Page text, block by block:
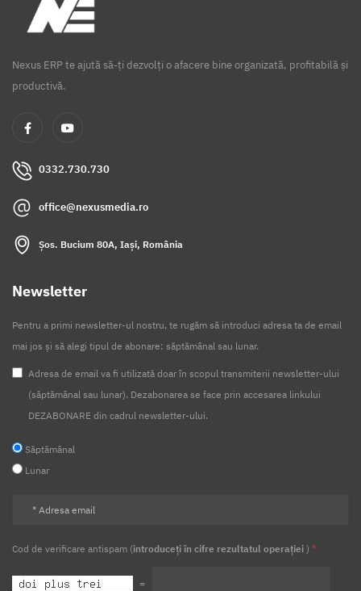
Nexus ERP te ajută să-ți dezvolți o afacere bine organizată, profitabilă și
productivă.
0332.730.730
office@nexusmedia.ro
Șos. Bucium 80A, Iași, România
Newsletter
Pentru a primi newsletter-ul nostru, te rugăm să introduci adresa ta de email
mai jos și să alegi tipul de abonare: săptămânal sau lunar.
Adresa de email va fi utilizată doar în scopul transmiterii newsletter-ului
(săptămânal sau lunar). Dezabonarea se face prin accesarea linkului
DEZABONARE din cadrul newsletter-ului.
Săptămânal
Lunar
Cod de verificare antispam (introduceți în cifre rezultatul operației ) *
=